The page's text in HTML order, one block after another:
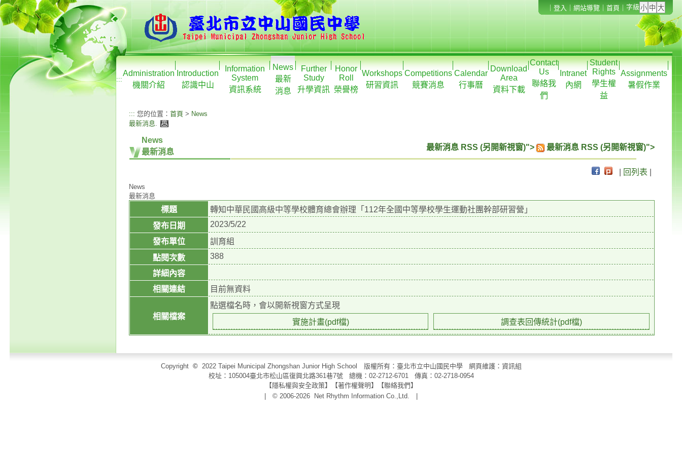
登入 網站導覽 首頁 字級
:::
Administration
機關介紹
Introduction
認識中山
Information
System
資訊系統
News
最新
消息
Further
Study
升學資訊
Honor
Roll
榮譽榜
Workshops
研習資訊
Competitions
競賽消息
Calendar
行事曆
Download
Area
資料下載
Contact
Us
聯絡我
們
Intranet
內網
Student
Rights
學生權
益
Assignments
暑假作業
::: 您的位置： 首頁 > News
最新消息.
News
最新消息
最新消息 RSS (另開新視窗)"> 最新消息 RSS (另開新視窗)">
回列表
News
最新消息
標題
轉知中華民國高級中等學校體育總會辦理「112年全國中等學校學生運動社團幹部研習營」
發布日期
2023/5/22
發布單位
訓育組
點閱次數
388
詳細內容
相關連結
目前無資料
相關檔案
點選檔名時，會以開新視窗方式呈現
實施計畫(pdf檔)
調查表回傳統計(pdf檔)
Copyright © 2022 Taipei Municipal Zhongshan Junior High School 版權所有：臺北市立中山國民中學 網頁維護：資訊組
校址：105004臺北市松山區復興北路361巷7號 總機：02-2712-6701 傳真： 02-2718-0954
【隱私權與安全政策】【著作權聲明 】 【聯絡我們 】
| © 2006-2026
Net Rhythm Information Co.,Ltd.